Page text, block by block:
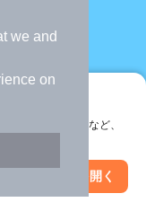
we and
on
屋探し
お気に入り保存など、
アプリを開く
絞り込み条件を変更